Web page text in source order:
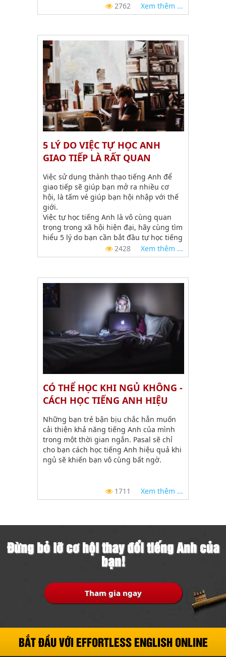
2762
Xem thêm ...
5 LÝ DO VIỆC TỰ HỌC ANH
GIAO TIẾP LÀ RẤT QUAN
TRỌNG ?
Việc sử dụng thành thạo tiếng Anh để
giao tiếp sẽ giúp bạn mở ra nhiều cơ
hội, là tấm vé giúp bạn hội nhập với thế
giới.
Việc tự học tiếng Anh là vô cùng quan
trọng trong xã hội hiện đại, hãy cùng tìm
hiểu 5 lý do bạn cần bắt đầu tự học tiếng
Anh giao tiếp ngay nhé.
2428 Xem thêm ...
CÓ THỂ HỌC KHI NGỦ KHÔNG -
CÁCH HỌC TIẾNG ANH HIỆU
QUẢ KHI NGỦ LÀ GÌ?
Những bạn trẻ bận bịu chắc hẳn muốn
cải thiện khả năng tiếng Anh của mình
trong một thời gian ngắn. Pasal sẽ chỉ
cho bạn cách học tiếng Anh hiệu quả khi
ngủ sẽ khiến bạn vô cùng bất ngờ.
1711 Xem thêm ...
Đừng bỏ lỡ cơ hội thay đổi tiếng Anh của
bạn!
Tham gia ngay
BẮT ĐẦU VỚI EFFORTLESS ENGLISH ONLINE